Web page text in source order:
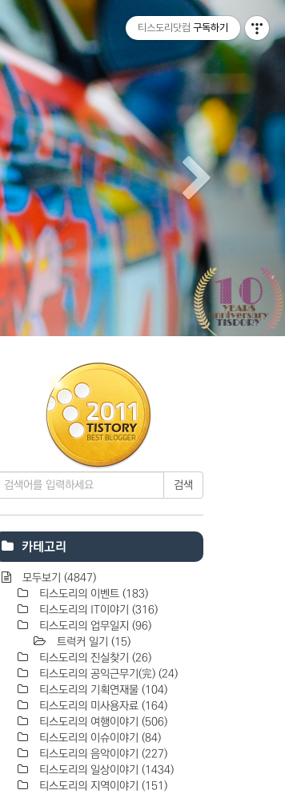
Next
검색
카테고리
모두보기 (4847)
티스도리의 이벤트 (183)
티스도리의 IT이야기 (316)
티스도리의 업무일지 (96)
트럭커 일기 (15)
티스도리의 진실찾기 (26)
티스도리의 공익근무기(完) (24)
티스도리의 기획연재물 (104)
티스도리의 미사용자료 (164)
티스도리의 여행이야기 (506)
티스도리의 이슈이야기 (84)
티스도리의 음악이야기 (227)
티스도리의 일상이야기 (1434)
티스도리의 지역이야기 (151)
티스토리툴바 티스도리닷컴 구독하기